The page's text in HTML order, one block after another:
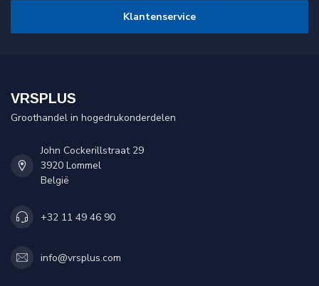
Klantenservice
VRSPLUS
Groothandel in hogedrukonderdelen
John Cockerillstraat 29
3920 Lommel
België
+32 11 49 46 90
info@vrsplus.com